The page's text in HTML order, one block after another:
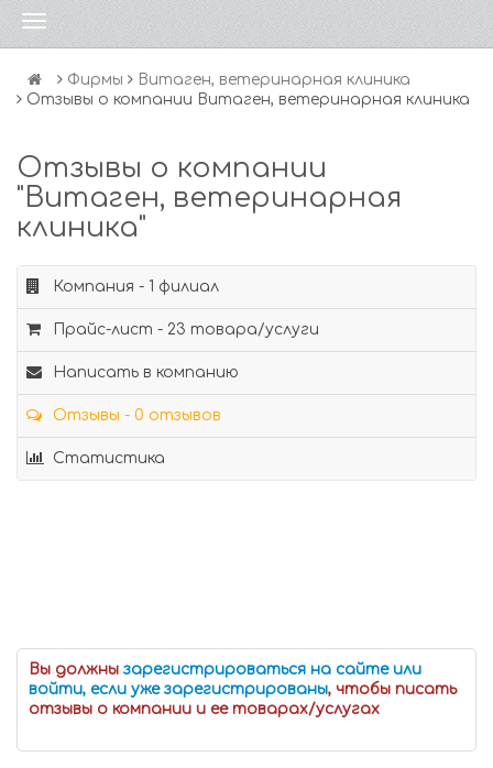
Фирмы
Витаген, ветеринарная клиника
Отзывы о компании Витаген, ветеринарная клиника
Отзывы о компании
"Витаген, ветеринарная
клиника"
Компания - 1 филиал
Прайс-лист - 23 товара/услуги
Написать в компанию
Отзывы - 0 отзывов
Статистика
Вы должны зарегистрироваться на сайте или
войти, если уже зарегистрированы, чтобы писать
отзывы о компании и ее товарах/услугах